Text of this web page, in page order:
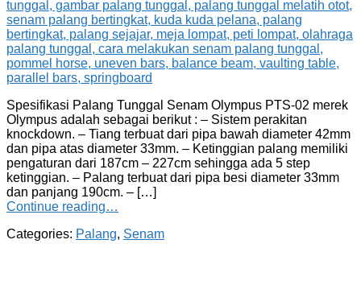
Spesifikasi Palang Tunggal Senam Olympus PTS-02 merek
Olympus adalah sebagai berikut : – Sistem perakitan
knockdown. – Tiang terbuat dari pipa bawah diameter 42mm
dan pipa atas diameter 33mm. – Ketinggian palang memiliki
pengaturan dari 187cm – 227cm sehingga ada 5 step
ketinggian. – Palang terbuat dari pipa besi diameter 33mm
dan panjang 190cm. – […]
Continue reading…
Categories: Palang, Senam